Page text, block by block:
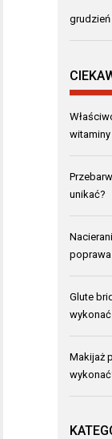
grudzień
unikać?
Glute
Makijaż